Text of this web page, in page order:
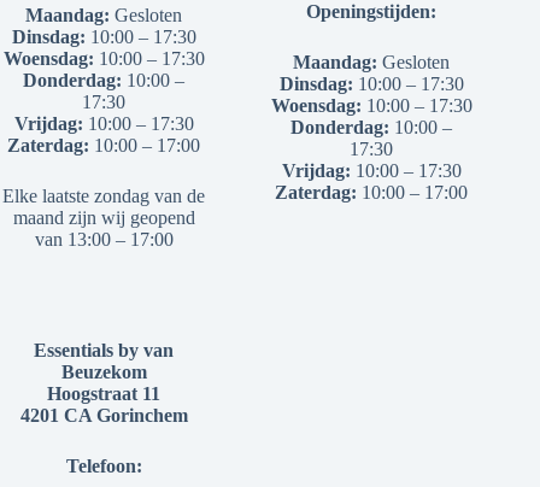
Maandag: Gesloten
Dinsdag: 10:00 – 17:30
Woensdag: 10:00 – 17:30
Donderdag: 10:00 –
17:30
Vrijdag: 10:00 – 17:30
Zaterdag: 10:00 – 17:00
Elke laatste zondag van de
maand zijn wij geopend
van 13:00 – 17:00
Openingstijden:
Maandag: Gesloten
Dinsdag: 10:00 – 17:30
Woensdag: 10:00 – 17:30
Donderdag: 10:00 –
17:30
Vrijdag: 10:00 – 17:30
Zaterdag: 10:00 – 17:00
Essentials by van
Beuzekom
Hoogstraat 11
4201 CA Gorinchem
Telefoon: